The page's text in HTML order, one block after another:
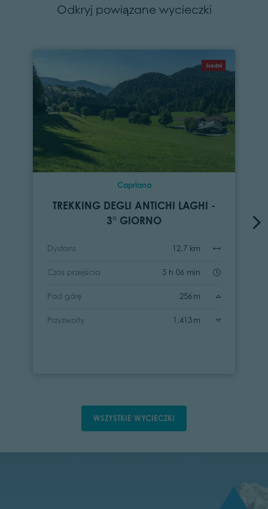
Odkryj powiązane wycieczki
średni
Capriana
TREKKING DEGLI ANTICHI LAGHI -
3° GIORNO
Dystans 12,7 km
Czas przejścia 5 h 06 min
Pod górę 256 m
Przyzwoity 1.413 m
WSZYSTKIE WYCIECZKI